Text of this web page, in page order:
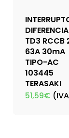
TD3 RCCB
63A 30mA
TIPO-AC
103445
TERASAKI
51,59€